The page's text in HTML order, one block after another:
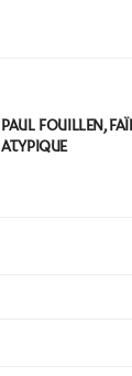
PAUL FOUILLEN,
ATYPIQUE